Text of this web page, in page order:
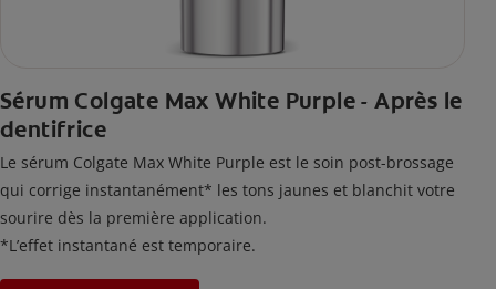
Sérum Colgate Max White Purple - Après le
dentifrice
Le sérum Colgate Max White Purple est le soin post-brossage
qui corrige instantanément* les tons jaunes et blanchit votre
sourire dès la première application.
*L’effet instantané est temporaire.